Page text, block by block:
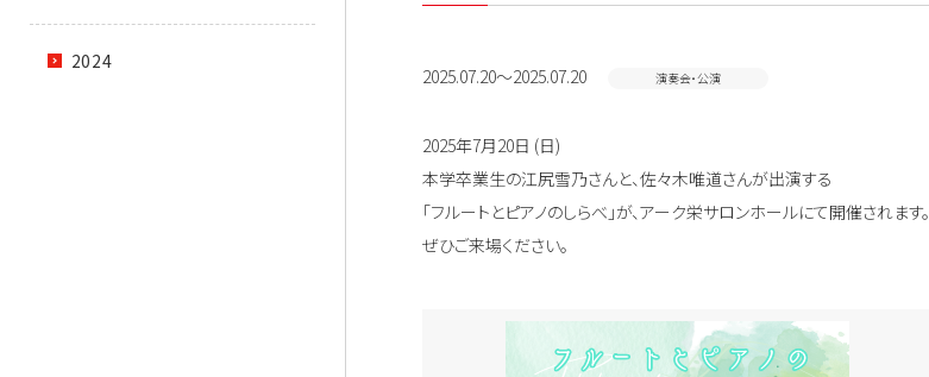
2025.07.20～2025.07.20 演奏会・公演
2025年7月20日 (日)
本学卒業生の江尻雪乃さんと、佐々木唯道さんが出演する
「フルートとピアノのしらべ」が、アーク栄サロンホールにて開催されます。
ぜひご来場ください。
2024